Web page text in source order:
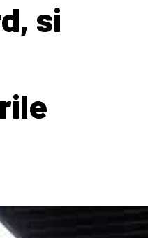
si